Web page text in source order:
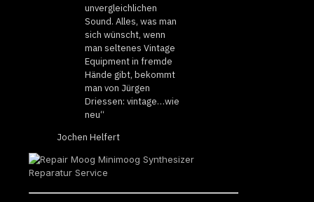
unvergleichlichen
Sound. Alles, was man
sich wünscht, wenn
man seltenes Vintage
Equipment in fremde
Hände gibt, bekommt
man von Jürgen
Driessen: vintage…wie
neu“
Jochen Helfert